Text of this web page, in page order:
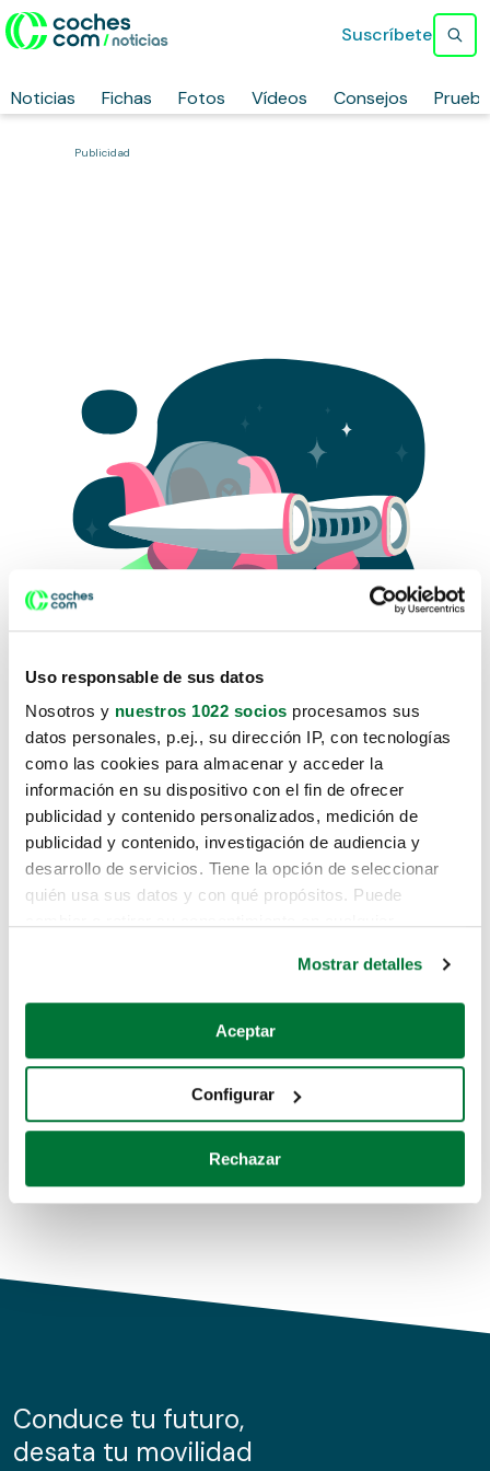
Uso responsable de sus datos
Nosotros y nuestros 1022 socios procesamos sus
datos personales, p.ej., su dirección IP, con tecnologías
como las cookies para almacenar y acceder la
información en su dispositivo con el fin de ofrecer
publicidad y contenido personalizados, medición de
publicidad y contenido, investigación de audiencia y
desarrollo de servicios. Tiene la opción de seleccionar
quién usa sus datos y con qué propósitos. Puede
Si lo permite, también quisiéramos:
Recopilar información sobre su ubicación geográfica
Identificar su dispositivo analizándolo activamente
para buscar características específicas (huellas
Obtenga más información sobre cómo se procesan sus
de cookies.
información sobre el uso que haga del sitio web con
nuestros partners de redes sociales, publicidad y análisis
Mostrar detalles
Aceptar
Configurar
Rechazar
Noticias Fichas Fotos Vídeos Consejos
Suscríbete
Publicidad
Lo sentimos, no sabemos como
te hemos traido hasta aquí.
Pero puedes encontrar el coche que estás
buscando en alguno de estos enlaces:
Coches de segunda mano
Coches de km0
Conduce tu futuro,
desata tu movilidad